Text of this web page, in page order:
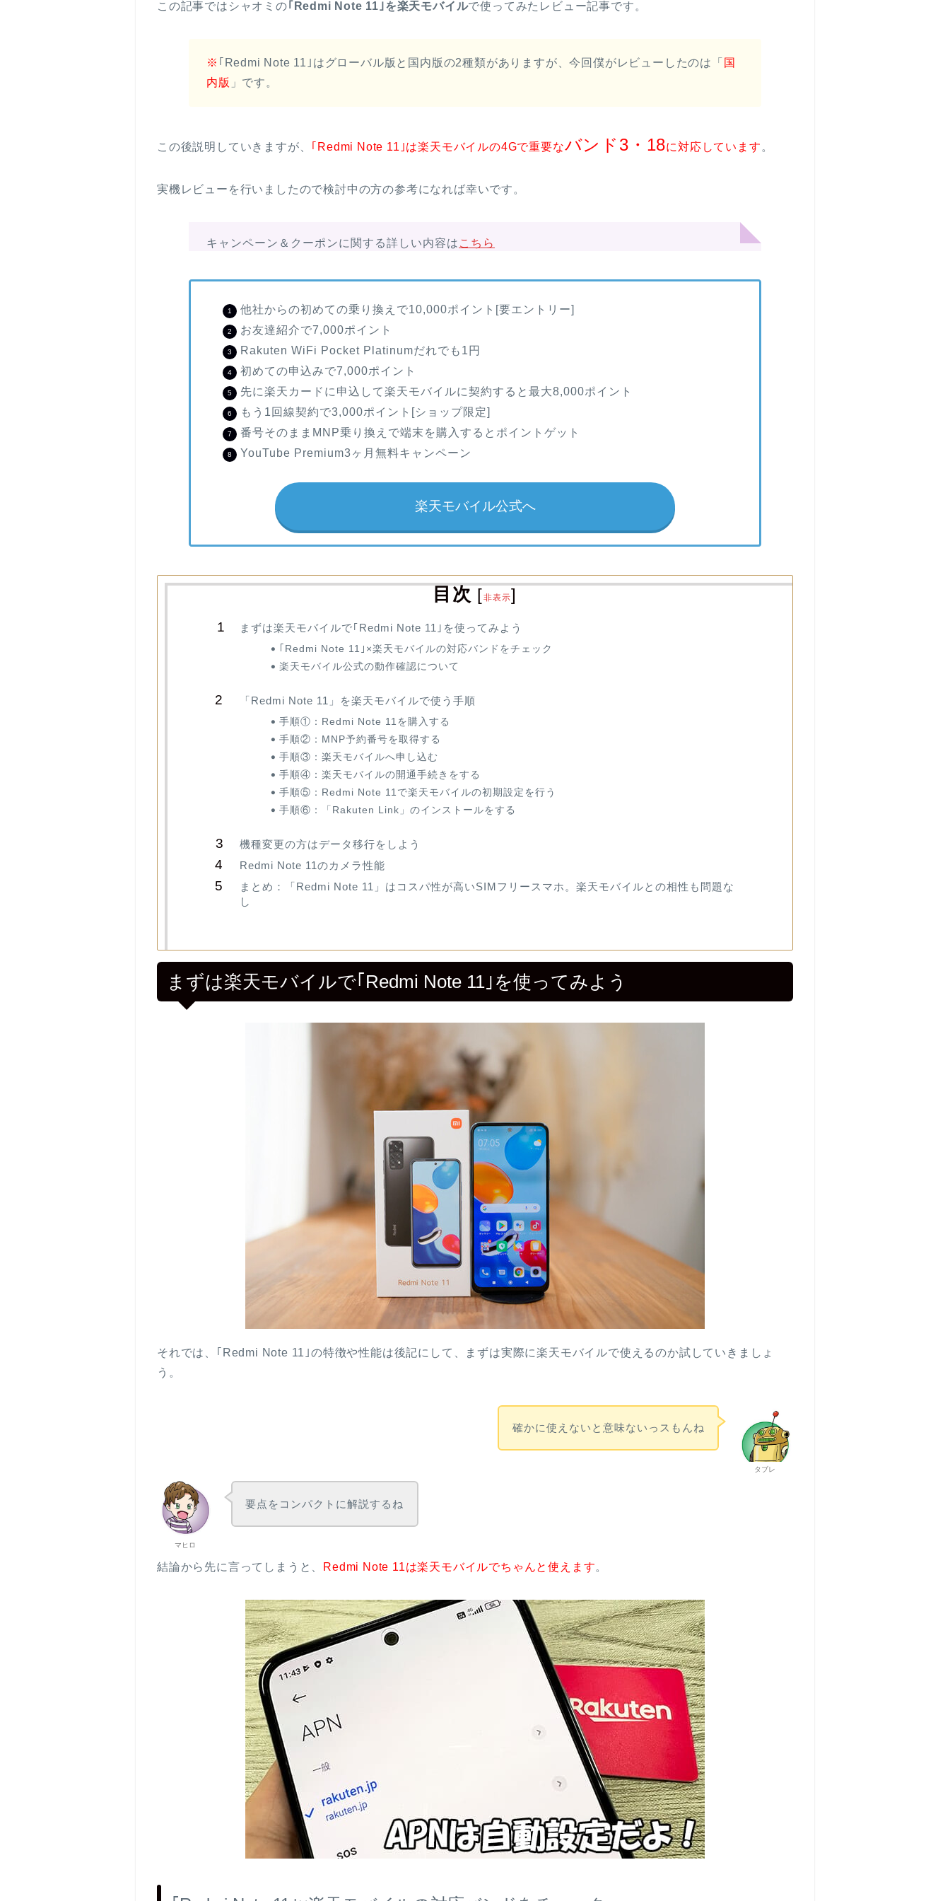
この記事ではシャオミの｢Redmi Note 11｣を楽天モバイルで使ってみたレビュー記事です。
※ ｢Redmi Note 11｣はグローバル版と国内版の2種類がありますが、今回僕がレビューしたのは「 国
内版 」です。
この後説明していきますが、 ｢Redmi Note 11｣は楽天モバイルの4Gで重要なバンド3・18に対応しています 。
実機レビューを行いましたので検討中の方の参考になれば幸いです。
キャンペーン＆クーポンに関する詳しい内容は こちら
他社からの初めての乗り換えで10,000ポイント[要エントリー]
お友達紹介で7,000ポイント
Rakuten WiFi Pocket Platinumだれでも1円
初めての申込みで7,000ポイント
先に楽天カードに申込して楽天モバイルに契約すると最大8,000ポイント
もう1回線契約で3,000ポイント[ショップ限定]
番号そのままMNP乗り換えで端末を購入するとポイントゲット
YouTube Premium3ヶ月無料キャンペーン
楽天モバイル公式へ
目次 [非表示]
まずは楽天モバイルで｢Redmi Note 11｣を使ってみよう
｢Redmi Note 11｣×楽天モバイルの対応バンドをチェック
楽天モバイル公式の動作確認について
「Redmi Note 11」を楽天モバイルで使う手順
手順①：Redmi Note 11を購入する
手順②：MNP予約番号を取得する
手順③：楽天モバイルへ申し込む
手順④：楽天モバイルの開通手続きをする
手順⑤：Redmi Note 11で楽天モバイルの初期設定を行う
手順⑥：「Rakuten Link」のインストールをする
機種変更の方はデータ移行をしよう
Redmi Note 11のカメラ性能
まとめ：「Redmi Note 11」はコスパ性が高いSIMフリースマホ。楽天モバイルとの相性も問題な
し
まずは楽天モバイルで｢Redmi Note 11｣を使ってみよう
それでは、｢Redmi Note 11｣の特徴や性能は後記にして、まずは実際に楽天モバイルで使えるのか試していきましょ
う。
タブレ
確かに使えないと意味ないっスもんね
マヒロ
要点をコンパクトに解説するね
結論から先に言ってしまうと、 Redmi Note 11は楽天モバイルでちゃんと使えます。